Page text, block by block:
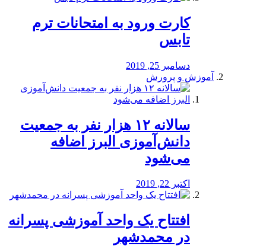
کارت ورود به امتحانات ترم
تابس
دسامبر 25, 2019
آموزش و پرورش
️سالانه ۱۲ هزار نفر به جمعیت
دانش‌آموزی البرز اضافه
می‌شود
اکتبر 22, 2019
افتتاح یک واحد آموزشی پسرانه
در محمدشهر